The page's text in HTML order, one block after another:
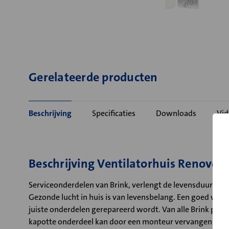
Gerelateerde producten
Beschrijving Specificaties Downloads
Beschrijving Ventilatorhuis Renovent
Serviceonderdelen van Brink, verlengt de levensduur van
Gezonde lucht in huis is van levensbelang. Een goed
juiste onderdelen gerepareerd wordt. Van alle Brink
kapotte onderdeel kan door een monteur vervangen